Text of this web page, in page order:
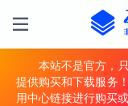
本站不是官方，
提供购买和下载服务
用中心链接进行购买